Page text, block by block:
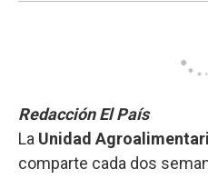
Redacción El País
La Unidad
comparte cada dos